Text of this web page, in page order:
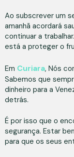
Ao subscrever um
amanhã acordará
continuar a
está a proteger o
Em Curiara, Nós
Sabemos que
dinheiro para a
detrás.
É por isso que o
segurança. Estar
para que os seus